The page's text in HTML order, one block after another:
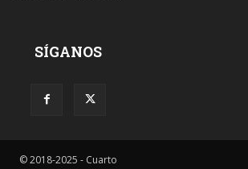
SÍGANOS
© 2018-2025 - Cuarto